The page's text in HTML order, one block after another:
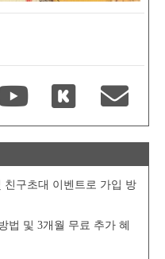
구초대 이벤트로 가입 방
법 및 3개월 무료 추가 혜